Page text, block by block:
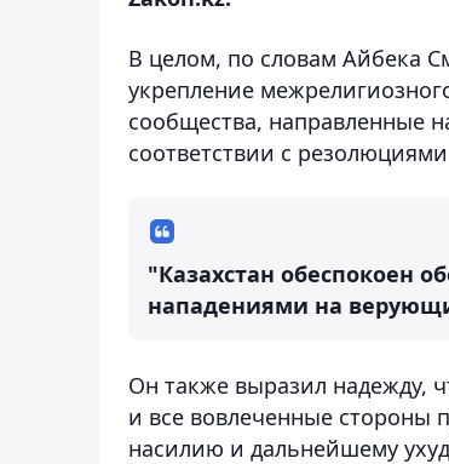
В целом, по словам Айбека
укрепление
сообщества, направленные
соответствии с
"Казахстан обеспокоен
нападениями на
Он также выразил надежду,
и все вовлеченные стороны
насилию и дальнейшему